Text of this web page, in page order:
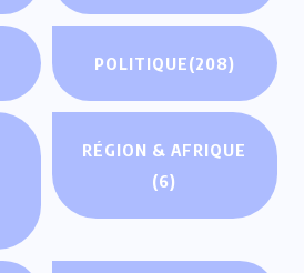
POLITIQUE(208)
RÉGION & AFRIQUE
(6)